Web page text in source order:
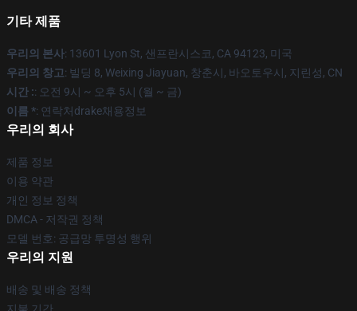
기타 제품
우리의 본사: 13601 Lyon St, 샌프란시스코, CA 94123, 미국
우리의 창고: 빌딩 8, Weixing Jiayuan, 창춘시, 바오토우시, 지린성, CN
시간 :: 오전 9시 ~ 오후 5시 (월 ~ 금)
이름 *: 연락처drake채용정보
우리의 회사
제품 정보
이용 약관
개인 정보 정책
DMCA - 저작권 정책
모델 번호: 공급망 투명성 행위
우리의 지원
배송 및 배송 정책